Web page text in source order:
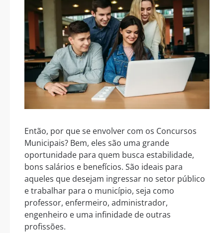
Então, por que se envolver com os Concursos
Municipais? Bem, eles são uma grande
oportunidade para quem busca estabilidade,
bons salários e benefícios. São ideais para
aqueles que desejam ingressar no setor público
e trabalhar para o município, seja como
professor, enfermeiro, administrador,
engenheiro e uma infinidade de outras
profissões.